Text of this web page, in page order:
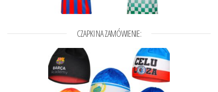
CZAPKI NA ZAMÓWIENIE: